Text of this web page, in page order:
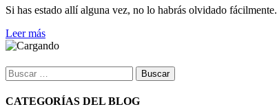
Si has estado allí alguna vez, no lo habrás olvidado fácilmente.
Leer más
Buscar:
CATEGORÍAS DEL BLOG